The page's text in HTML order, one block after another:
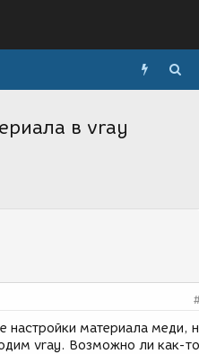
в vray
настройки материала меди,
vray. Возможно ли как-то